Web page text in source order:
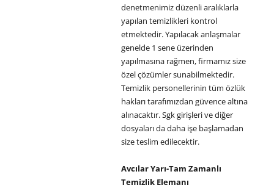
denetmenimiz düzenli aralıklarla
yapılan temizlikleri kontrol
etmektedir. Yapılacak anlaşmalar
genelde 1 sene üzerinden
yapılmasına rağmen, firmamız size
özel çözümler sunabilmektedir.
Temizlik personellerinin tüm özlük
hakları tarafımızdan güvence altına
alınacaktır. Sgk girişleri ve diğer
dosyaları da daha işe başlamadan
size teslim edilecektir.
Avcılar Yarı-Tam Zamanlı
Temizlik Elemanı